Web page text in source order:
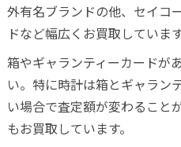
外有名ブランドの他、セイコ
ドなど幅広くお買取しています
箱やギャランティーカードが
い。特に時計は箱とギャラン
い場合で査定額が変わること
もお買取しています。